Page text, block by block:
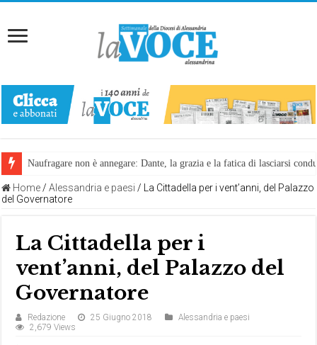
Naufragare non è annegare: Dante, la grazia e la fatica di lasciarsi
Home / Alessandria e paesi /
La Cittadella per i vent’anni, del Palazzo
del Governatore
La Cittadella per i
vent’anni, del Palazzo del
Governatore
Redazione 25 Giugno 2018
Alessandria e paesi
2,679 Views